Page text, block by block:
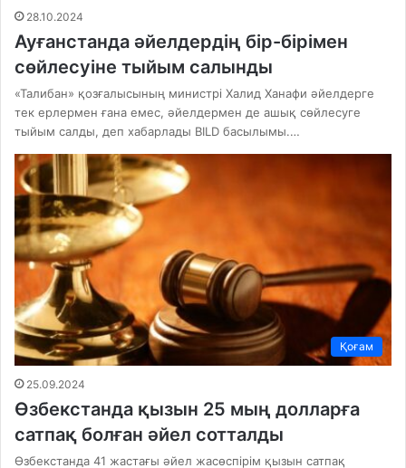
28.10.2024
Ауғанстанда әйелдердің бір-бірімен
сөйлесуіне тыйым салынды
«Талибан» қозғалысының министрі Халид Ханафи әйелдерге
тек ерлермен ғана емес, әйелдермен де ашық сөйлесуге
тыйым салды, деп хабарлады BILD басылымы.…
Қоғам
25.09.2024
Өзбекстанда қызын 25 мың долларға
сатпақ болған әйел сотталды
Өзбекстанда 41 жастағы әйел жасөспірім қызын сатпақ